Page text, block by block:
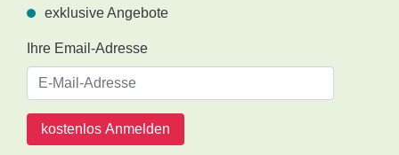
exklusive Angebote
Ihre Email-Adresse
kostenlos Anmelden